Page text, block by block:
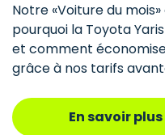
Notre «Voiture du
pourquoi la Toyota
et comment
grâce à nos tarifs
En savoir plus